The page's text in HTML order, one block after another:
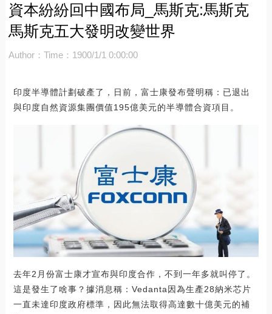
資本紛紛回中國布局_馬斯克:馬斯克
馬斯克五大發明改變世界
Author： Time：1900/1/1 0:00:00
印度半導體計劃破產了，日前，富士康發布聲明稱：已退出
與印度自然資源集團價值195億美元的半導體合資項目。
去年2月份富士康才宣布與印度合作，不到一年多就叫停了。
這是發生了啥事？據消息稱：Vedanta因為生產28納米芯片
一直未達印度政府標準，因此無法取得高達數十億美元的補